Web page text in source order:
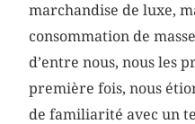
marchandise de luxe,
consommation de
d’entre nous, nous les
première fois, nous
de familiarité avec un